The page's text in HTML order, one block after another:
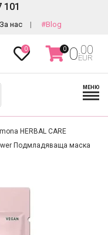
101
За нас #Blog
0 0 0.00
EUR
МЕНЮ
HERBAL CARE
Подмладяваща маска